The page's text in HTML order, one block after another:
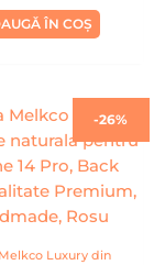
ÎN COȘ
-26%
Luxury din
Prețul
inițial
a
fost:
134,00 lei.
Prețul
curent
este:
99,00